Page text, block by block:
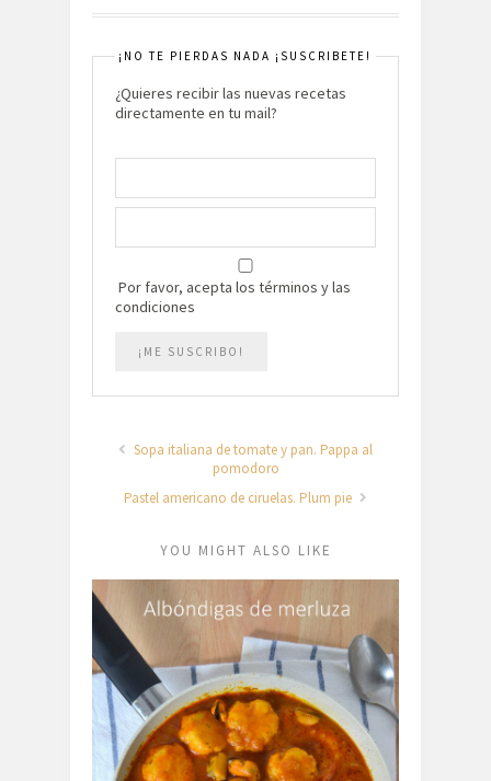
¡NO TE PIERDAS NADA ¡SUSCRIBETE!
¿Quieres recibir las nuevas recetas
directamente en tu mail?
Por favor, acepta los términos y las
condiciones
Sopa italiana de tomate y pan. Pappa al
pomodoro
Pastel americano de ciruelas. Plum pie
YOU MIGHT ALSO LIKE